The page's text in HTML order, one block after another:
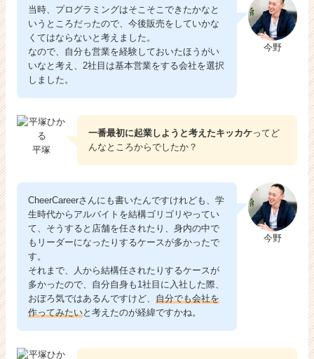
今野
当時、プログラミングはそこそこできたかなと
いうところだったので、今後販売をしていかな
くてはならないと考えました。
なので、自分も営業を経験しておいたほうがい
いなと考え、2社目は基本営業をする会社を選択
しました。
平塚
一番最初に起業しようと考えたキッカケってど
んなところからでしたか？
今野
CheerCareerさんにも書いたんですけれども、学
生時代からアルバイトを結構ゴリゴリやってい
て、そうすると店舗を任されたり、身内の中で
もリーダーになったりするケースが多かったで
す。
それまで、人から結構任されたりするケースが
多かったので、自分自身も1社目に入社した際、
おぼろ気ではあるんですけど、 自分でも会社を
作ってみたいと考えたのが経緯ですかね。